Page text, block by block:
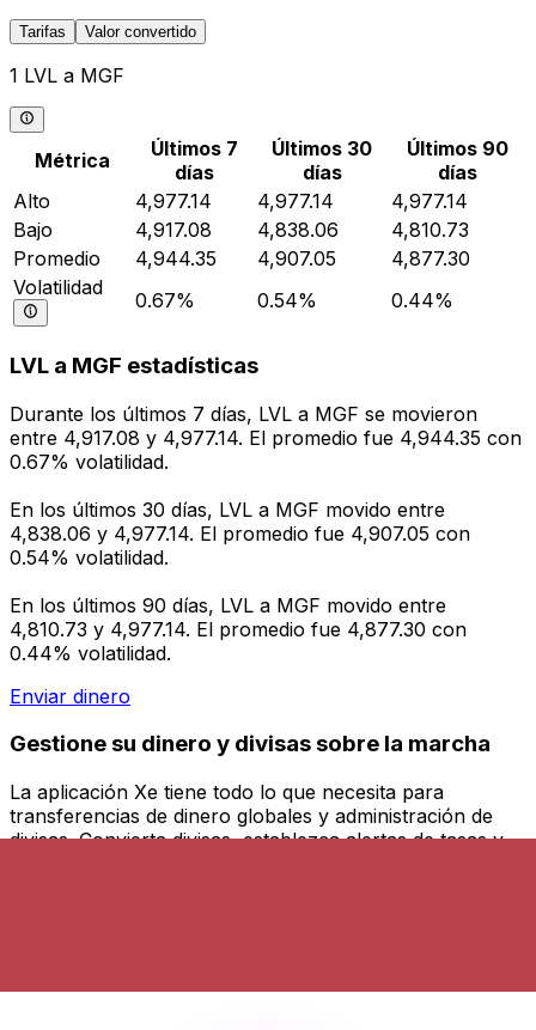
Tarifas Valor convertido
1 LVL a MGF
Métrica
Últimos 7
días
Últimos 30
días
Últimos 90
días
Alto
4,977.14 4,977.14
4,977.14
Bajo
4,917.08 4,838.06
4,810.73
Promedio
4,944.35 4,907.05
4,877.30
Volatilidad
0.67% 0.54% 0.44%
LVL a MGF estadísticas
Durante los últimos 7 días, LVL a MGF se movieron
entre 4,917.08 y 4,977.14. El promedio fue 4,944.35 con
0.67% volatilidad.
En los últimos 30 días, LVL a MGF movido entre
4,838.06 y 4,977.14. El promedio fue 4,907.05 con
0.54% volatilidad.
En los últimos 90 días, LVL a MGF movido entre
4,810.73 y 4,977.14. El promedio fue 4,877.30 con
0.44% volatilidad.
Enviar dinero
Gestione su dinero y divisas sobre la marcha
La aplicación Xe tiene todo lo que necesita para
transferencias de dinero globales y administración de
divisas. Convierta divisas, establezca alertas de tasas y